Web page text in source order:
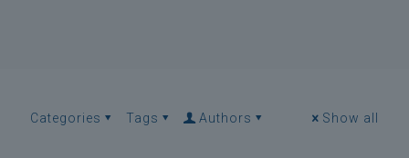
Categories Tags Authors Show all